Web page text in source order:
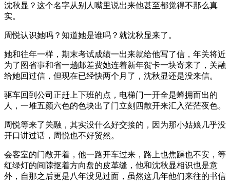
沈秋显？这个名字从别人嘴里说出来他甚至都觉得不那么真
实。
周悦认识她吗？知道她是谁吗？就沈秋显来了。
她和往年一样，期末考试成绩一出来就给他写了信，年关将近
为了图省事和省一趟邮差费她连着新年贺卡一块寄来了，关融
给她回过信，但现在已经快两个月了，沈秋显还是没来信。
驱车回到公司正赶上下班的点，电梯门一开全是蜂拥而出的
人，一堆五颜六色的色块出了门立刻四散开来汇入茫茫夜色。
周悦等来了关融，其实没什么好交接的，因为那小姑娘几乎没
开口讲过话，周悦也不好贸然。
会客室的门敞开着，他一路开车过来，路上也焦躁也不安，等
红绿灯的间隙抠着方向盘的皮革缝，他和沈秋显相识也是意
外，自那之后更是八年没见过面，虽然这几年他们来往的书信